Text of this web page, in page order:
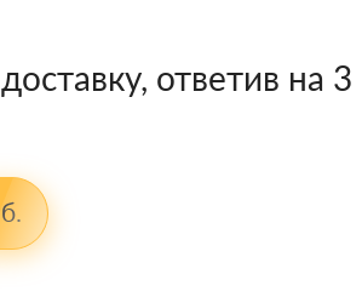
ответив на